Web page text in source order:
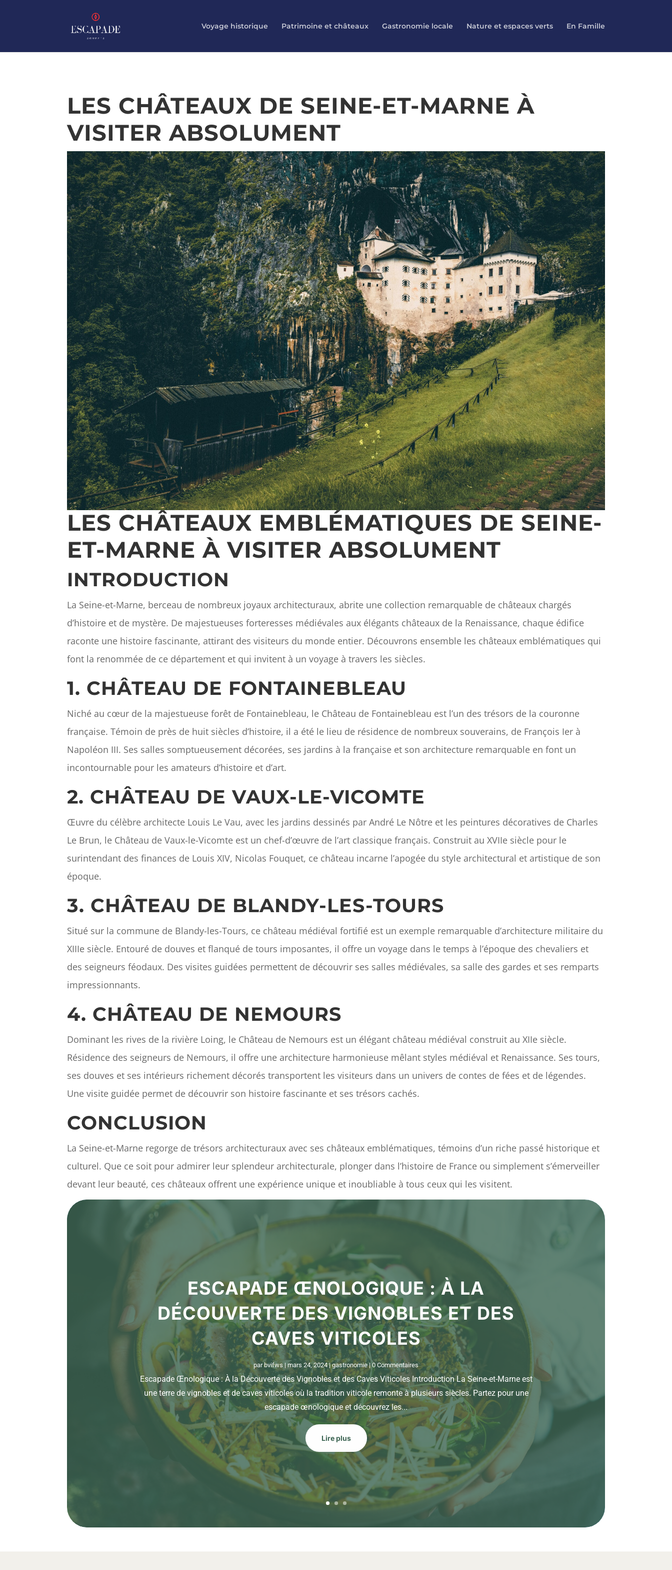
Voyage historique Patrimoine et châteaux Gastronomie locale Nature et espaces verts En Famille
LES CHÂTEAUX DE SEINE-ET-MARNE À
VISITER ABSOLUMENT
LES CHÂTEAUX EMBLÉMATIQUES DE SEINE-
ET-MARNE À VISITER ABSOLUMENT
INTRODUCTION
La Seine-et-Marne, berceau de nombreux joyaux architecturaux, abrite une collection remarquable de châteaux chargés
d’histoire et de mystère. De majestueuses forteresses médiévales aux élégants châteaux de la Renaissance, chaque édifice
raconte une histoire fascinante, attirant des visiteurs du monde entier. Découvrons ensemble les châteaux emblématiques qui
font la renommée de ce département et qui invitent à un voyage à travers les siècles.
1. CHÂTEAU DE FONTAINEBLEAU
Niché au cœur de la majestueuse forêt de Fontainebleau, le Château de Fontainebleau est l’un des trésors de la couronne
française. Témoin de près de huit siècles d’histoire, il a été le lieu de résidence de nombreux souverains, de François Ier à
Napoléon III. Ses salles somptueusement décorées, ses jardins à la française et son architecture remarquable en font un
incontournable pour les amateurs d’histoire et d’art.
2. CHÂTEAU DE VAUX-LE-VICOMTE
Œuvre du célèbre architecte Louis Le Vau, avec les jardins dessinés par André Le Nôtre et les peintures décoratives de Charles
Le Brun, le Château de Vaux-le-Vicomte est un chef-d’œuvre de l’art classique français. Construit au XVIIe siècle pour le
surintendant des finances de Louis XIV, Nicolas Fouquet, ce château incarne l’apogée du style architectural et artistique de son
époque.
3. CHÂTEAU DE BLANDY-LES-TOURS
Situé sur la commune de Blandy-les-Tours, ce château médiéval fortifié est un exemple remarquable d’architecture militaire du
XIIIe siècle. Entouré de douves et flanqué de tours imposantes, il offre un voyage dans le temps à l’époque des chevaliers et
des seigneurs féodaux. Des visites guidées permettent de découvrir ses salles médiévales, sa salle des gardes et ses remparts
impressionnants.
4. CHÂTEAU DE NEMOURS
Dominant les rives de la rivière Loing, le Château de Nemours est un élégant château médiéval construit au XIIe siècle.
Résidence des seigneurs de Nemours, il offre une architecture harmonieuse mêlant styles médiéval et Renaissance. Ses tours,
ses douves et ses intérieurs richement décorés transportent les visiteurs dans un univers de contes de fées et de légendes.
Une visite guidée permet de découvrir son histoire fascinante et ses trésors cachés.
CONCLUSION
La Seine-et-Marne regorge de trésors architecturaux avec ses châteaux emblématiques, témoins d’un riche passé historique et
culturel. Que ce soit pour admirer leur splendeur architecturale, plonger dans l’histoire de France ou simplement s’émerveiller
devant leur beauté, ces châteaux offrent une expérience unique et inoubliable à tous ceux qui les visitent.
ESCAPADE ŒNOLOGIQUE : À LA
DÉCOUVERTE DES VIGNOBLES ET DES
CAVES VITICOLES
parbvifws |mars 24, 2024|gastronomie| 0 Commentaires
Escapade Œnologique : À la Découverte des Vignobles et des Caves Viticoles Introduction La Seine-et-Marne est
une terre de vignobles et de caves viticoles où la tradition viticole remonte à plusieurs siècles. Partez pour une
escapade œnologique et découvrez les...
Lire plus